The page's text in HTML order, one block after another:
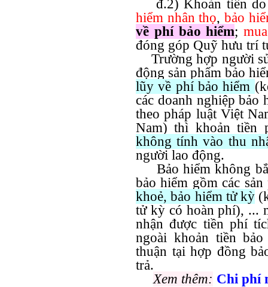
đ.2) Khoản tiền do
hiểm nhân thọ,bảo
về phí bảo hiểm;
đóng góp Quỹ hưu trí
Trường hợp người
động sản phẩm bảo
lũy về phí bảo hiểm
các doanh nghiệp bảo
theo pháp luật Việt
Nam) thì khoản tiền
không tính vào thu
người lao động.
Bảo hiểm không
bảo hiểm gồm các
khoẻ, bảo hiểm tử kỳ
tử kỳ có hoàn phí), ...
nhận được tiền phí
ngoài khoản tiền
thuận tại hợp đồng
trả.
Xem thêm: Chi phí